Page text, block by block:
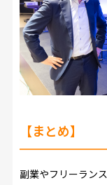
【まとめ】
副業やフリーラン